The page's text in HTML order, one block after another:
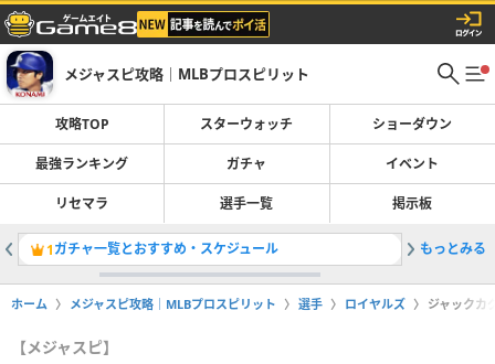
メジャスピ攻略｜MLBプロスピリット
攻略TOP スターウォッチ ショーダウン
最強ランキング ガチャ イベント
リセマラ 選手一覧 掲示板
1ガチャ一覧とおすすめ・スケジュール 2最強選
もっとみる
ホーム メジャスピ攻略｜MLBプロスピリット 選手 ロイヤルズ ジャックカ
【メジャスピ】